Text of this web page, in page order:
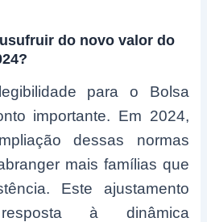
do novo valor do
para o Bolsa
importante. Em 2024,
dessas normas
mais famílias que
Este ajustamento
à dinâmica